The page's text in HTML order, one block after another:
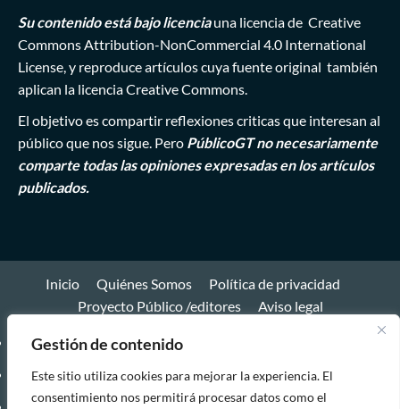
Gestión de contenido
Este sitio utiliza cookies para mejorar la experiencia. El
consentimiento nos permitirá procesar datos como el
Su contenido está bajo licenciauna licencia de Creative
Commons Attribution-NonCommercial 4.0 International
License , y reproduce artículos cuya fuente original también
aplican la licencia Creative Commons.
El objetivo es compartir reflexiones criticas que interesan al
público que nos sigue. Pero PúblicoGT no necesariamente
comparte todas las opiniones expresadas en los artículos
publicados.
Inicio Quiénes Somos
Política de privacidad
Proyecto Público /editores
Aviso legal
Inicio
Quiénes
Somos
Política